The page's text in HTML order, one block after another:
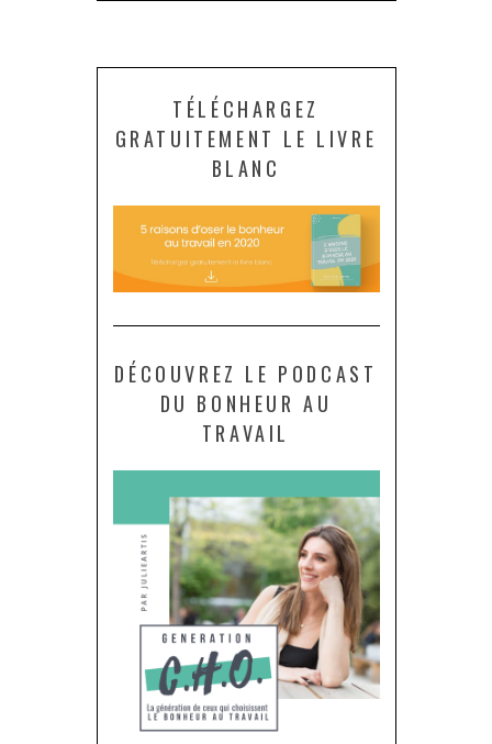
TÉLÉCHARGEZ
GRATUITEMENT LE LIVRE
BLANC
DÉCOUVREZ LE PODCAST
DU BONHEUR AU
TRAVAIL